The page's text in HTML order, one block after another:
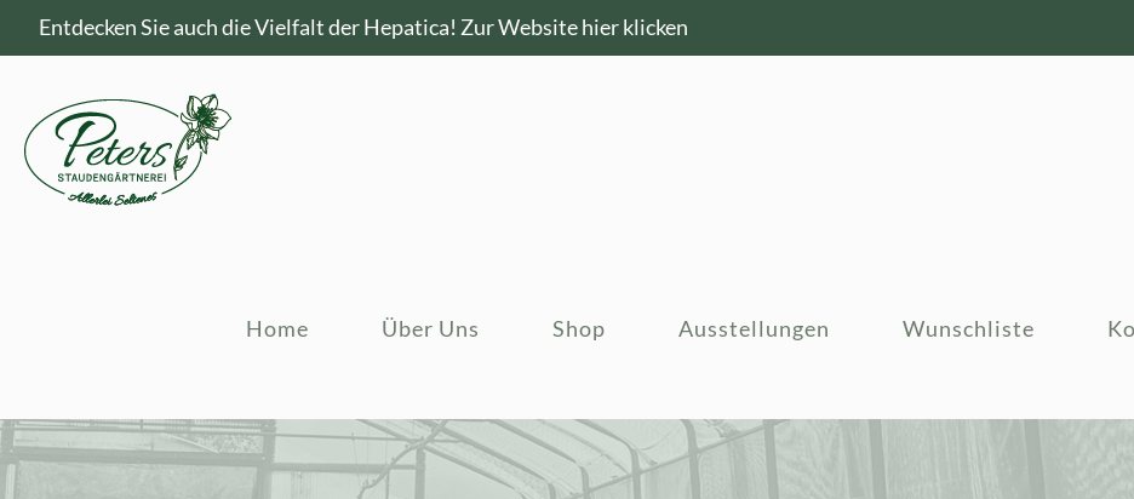
Entdecken Sie auch die Vielfalt der Hepatica! Zur Website hier klicken
Home Über Uns Shop Ausstellungen Wunschliste